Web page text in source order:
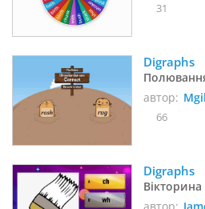
31
Digraphs
автор:
66
Digraphs
Вікторина